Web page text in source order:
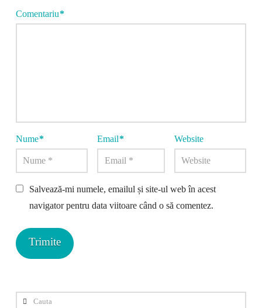
Comentariu*
Nume* Email* Website
Salvează-mi numele, emailul și site-ul web în acest
navigator pentru data viitoare când o să comentez.
Cauta